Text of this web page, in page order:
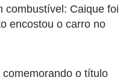
combustível: Caique foi
encostou o carro no
o título